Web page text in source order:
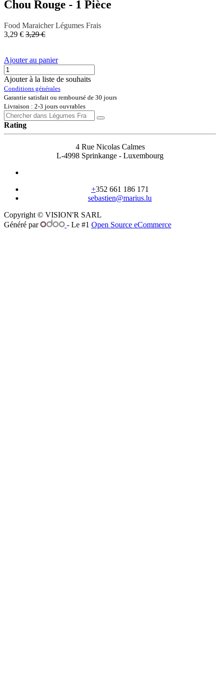
Chou Rouge - 1 Pièce
Food Maraicher Légumes Frais
3,29 € 3,29€
Ajouter au panier
Ajouter à la liste de souhaits
Conditions générales
Garantie satisfait ou remboursé de 30 jours
Livraison : 2-3 jours ouvrables
Rating
4 Rue Nicolas Calmes
L-4998 Sprinkange - Luxembourg
+352 661 186 171
sebastien@marius.lu
Copyright © VISION'R SARL
Généré par
- Le #1 Open Source eCommerce